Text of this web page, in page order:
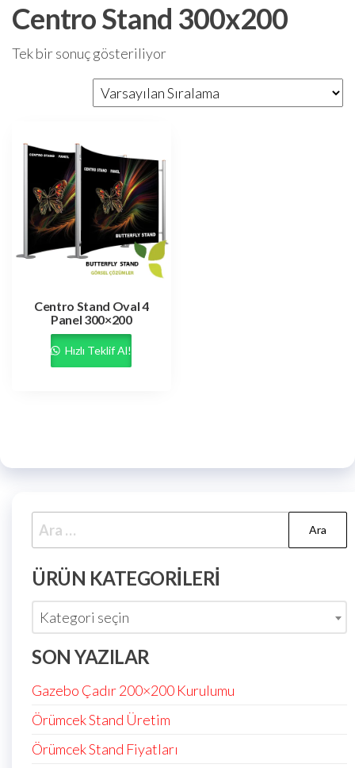
Centro Stand 300x200
Tek bir sonuç gösteriliyor
Centro Stand Oval 4
Panel 300×200
Hızlı Teklif Al!
ÜRÜN KATEGORILERI
Kategori seçin
SON YAZILAR
Gazebo Çadır 200×200 Kurulumu
Örümcek Stand Üretim
Örümcek Stand Fiyatları